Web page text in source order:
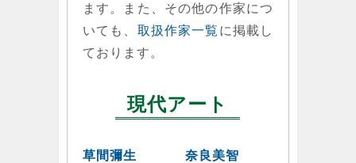
ます。また、その他の作家につ
いても、 取扱作家一覧 に掲載し
ております。
現代アート
草間彌生 奈良美智